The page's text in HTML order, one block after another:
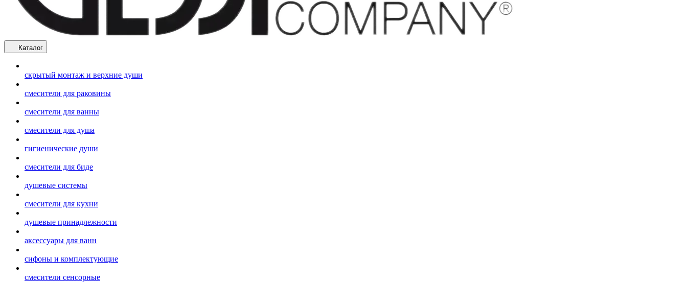
Каталог
скрытый монтаж и верхние души
смесители для раковины
смесители для ванны
смесители для душа
гигиенические души
смесители для биде
душевые системы
смесители для кухни
душевые принадлежности
аксессуары для ванн
сифоны и комплектующие
смесители сенсорные